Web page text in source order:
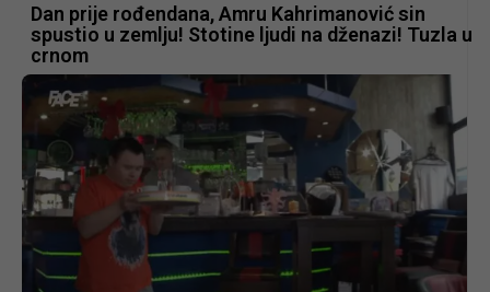
Dan prije rođendana, Amru Kahrimanović sin
spustio u zemlju! Stotine ljudi na dženazi! Tuzla u
crnom